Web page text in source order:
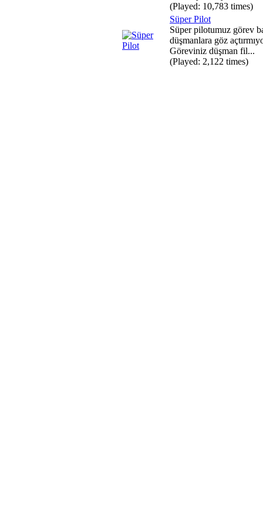
(Played: 10,783 times)
Süper Pilot
Süper pilotumuz görev
düşmanlara göz
Göreviniz düşman fil...
(Played: 2,122 times)